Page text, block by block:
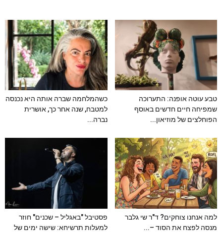
טבע עוטה אופנה: התערוכה
שמפיחה חיים חדשים באוסף
הפוחלצים של מוזיאון...
כשהמלחמה שברה אותה היא נכנסה
למטבח, שנה אחר כך, אושרית
נברה...
למה אנחנו צוחקים? ד"ר שי גלבר
מנסה לפצח את הסוד –...
פסטיבל "באגליל – שכנים" חוזר
למעלות תרשיחא: שישה ימים של